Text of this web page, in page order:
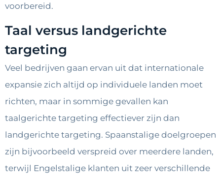
voorbereid.
Taal versus landgerichte
targeting
Veel bedrijven gaan ervan uit dat internationale
expansie zich altijd op individuele landen moet
richten, maar in sommige gevallen kan
taalgerichte targeting effectiever zijn dan
landgerichte targeting. Spaanstalige doelgroepen
zijn bijvoorbeeld verspreid over meerdere landen,
terwijl Engelstalige klanten uit zeer verschillende